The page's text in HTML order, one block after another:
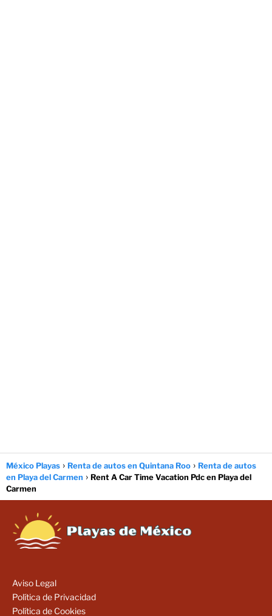
México Playas Renta de autos en Quintana Roo
Renta de autos
en Playa del Carmen
Rent A Car Time Vacation Pdc en Playa del
Carmen
Aviso Legal
Política de Privacidad
Política de Cookies